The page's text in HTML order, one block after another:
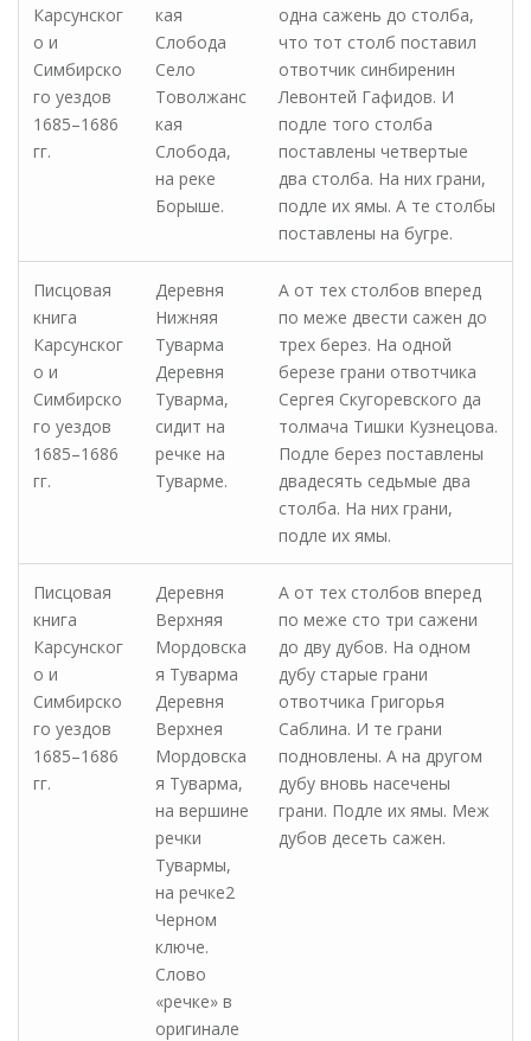
Карсунског
о и
Симбирско
го уездов
1685–1686
гг.
кая
Слобода
Село
Товолжанс
кая
Слобода,
на реке
Борыше.
одна сажень до столба,
что тот столб поставил
отвотчик синбиренин
Левонтей Гафидов. И
подле того столба
поставлены четвертые
два столба. На них грани,
подле их ямы. А те столбы
поставлены на бугре.
Писцовая
книга
Карсунског
о и
Симбирско
го уездов
1685–1686
гг.
Деревня
Нижняя
Туварма
Деревня
Туварма,
сидит на
речке на
Туварме.
А от тех столбов вперед
по меже двести сажен до
трех берез. На одной
березе грани отвотчика
Сергея Скугоревского да
толмача Тишки Кузнецова.
Подле берез поставлены
двадесять седьмые два
столба. На них грани,
подле их ямы.
Писцовая
книга
Карсунског
о и
Симбирско
го уездов
1685–1686
гг.
Деревня
Верхняя
Мордовска
я Туварма
Деревня
Верхнея
Мордовска
я Туварма,
на вершине
речки
Тувармы,
на речке2
Черном
ключе.
Слово
«речке» в
оригинале
А от тех столбов вперед
по меже сто три сажени
до дву дубов. На одном
дубу старые грани
отвотчика Григорья
Саблина. И те грани
подновлены. А на другом
дубу вновь насечены
грани. Подле их ямы. Меж
дубов десеть сажен.